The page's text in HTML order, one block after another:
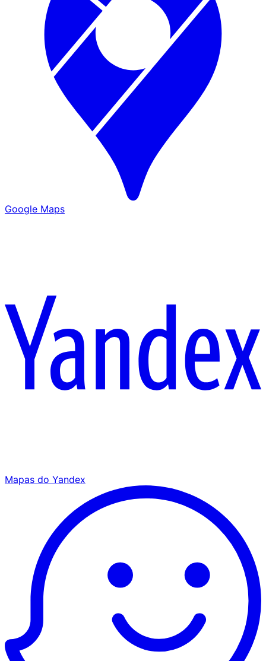
Google Maps
Mapas do Yandex